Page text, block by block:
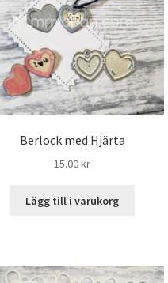
Berlock med Hjärta
15.00kr
Lägg till i varukorg